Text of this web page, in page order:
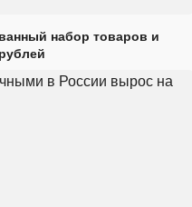
набор товаров и